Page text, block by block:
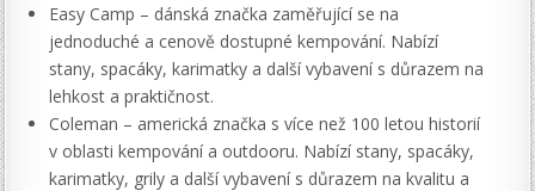
Easy Camp – dánská značka zaměřující se na
jednoduché a cenově dostupné kempování. Nabízí
stany, spacáky, karimatky a další vybavení s důrazem na
lehkost a praktičnost.
Coleman – americká značka s více než 100 letou historií
v oblasti kempování a outdooru. Nabízí stany, spacáky,
karimatky, grily a další vybavení s důrazem na kvalitu a